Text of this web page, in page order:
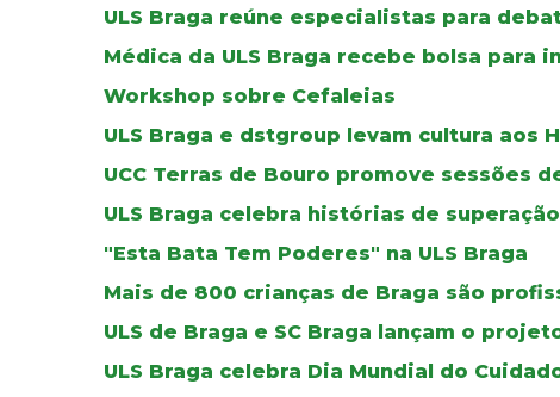
ULS Braga reúne especialistas para
Médica da ULS Braga recebe bolsa para
Workshop sobre Cefaleias
ULS Braga e dstgroup levam cultura aos
UCC Terras de Bouro promove sessões
ULS Braga celebra histórias de superação
"Esta Bata Tem Poderes" na ULS Braga
Mais de 800 crianças de Braga são
ULS de Braga e SC Braga lançam o
ULS Braga celebra Dia Mundial do